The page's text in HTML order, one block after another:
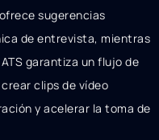
sugerencias
de entrevista, mientras
garantiza un flujo de
clips de vídeo
y acelerar la toma de